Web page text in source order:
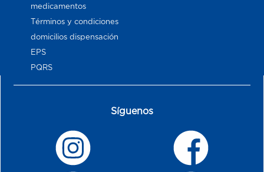
medicamentos
Términos y condiciones
domicilios dispensación
EPS
PQRS
Síguenos